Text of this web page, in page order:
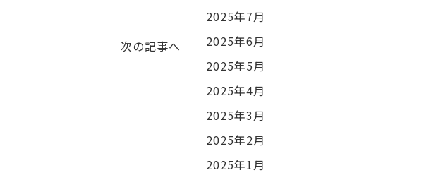
次の記事へ
2025年7月
2025年6月
2025年5月
2025年4月
2025年3月
2025年2月
2025年1月